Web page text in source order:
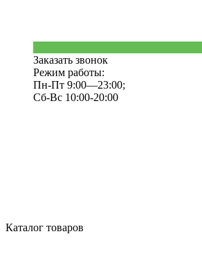
Заказать звонок
Режим работы:
Пн-Пт 9:00—23:00;
Сб-Вс 10:00-20:00
Каталог товаров